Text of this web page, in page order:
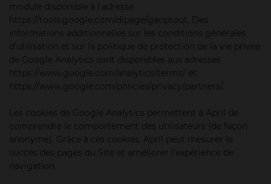
module disponible à l’adresse
https://tools.google.com/dlpage/gaoptout. Des
informations additionnelles sur les conditions générales
d’utilisation et sur la politique de protection de la vie privée
de Google Analytics sont disponibles aux adresses
https://www.google.com/analytics/terms/ et
https://www.google.com/policies/privacy/partners/.
Les cookies de Google Analytics permettent à April de
comprendre le comportement des utilisateurs (de façon
anonyme). Grâce à ces cookies, April peut mesurer le
succès des pages du Site et améliorer l’expérience de
navigation.